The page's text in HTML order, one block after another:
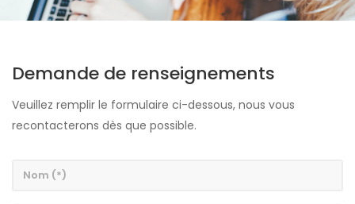
Demande de renseignements
Veuillez remplir le formulaire ci-dessous, nous vous
recontacterons dès que possible.